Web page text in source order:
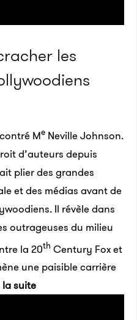
les
Me Neville Johnson.
d’auteurs depuis
plier des grandes
et des médias avant de
Il révèle dans
outrageuses du milieu
la 20th Century Fox et
une paisible carrière
la suite